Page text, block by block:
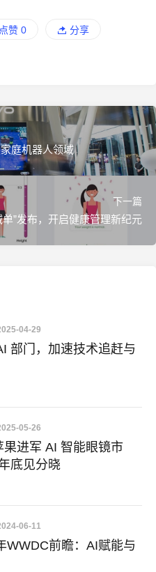
点赞 0 分享
庭机器人领域
下一篇
”发布，开启健康管理新纪元
04-29
部门，加速技术追赶与
05-26
果进军 AI 智能眼镜市
底见分晓
06-11
WWDC前瞻：AI赋能与